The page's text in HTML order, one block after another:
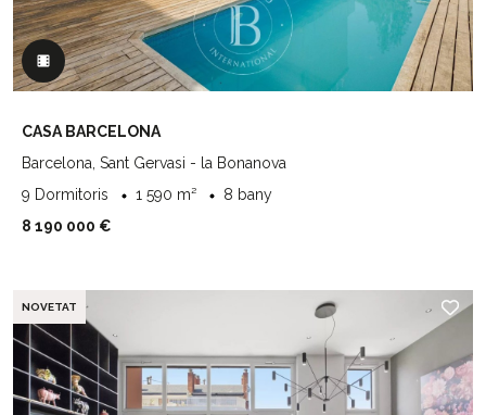
CASA BARCELONA
Barcelona, Sant Gervasi - la Bonanova
9 Dormitoris
1 590 m²
8 bany
8 190 000 €
NOVETAT